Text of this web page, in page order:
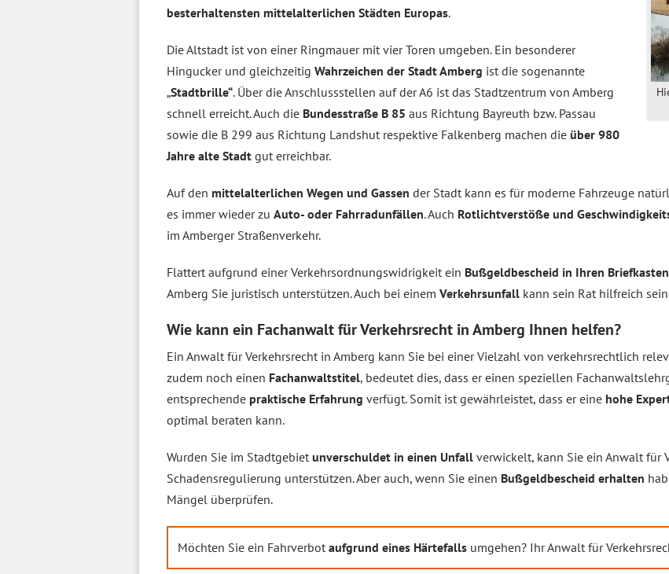
besterhaltensten mittelalterlichen Städten Europas.
Die Altstadt ist von einer Ringmauer mit vier Toren umgeben. Ein besonderer
Hingucker und gleichzeitig Wahrzeichen der Stadt Amberg ist die sogenannte
„Stadtbrille“. Über die Anschlussstellen auf der A6 ist das Stadtzentrum von Amberg
schnell erreicht. Auch die Bundesstraße B 85 aus Richtung Bayreuth bzw. Passau
sowie die B 299 aus Richtung Landshut respektive Falkenberg machen die über 980
Jahre alte Stadt gut erreichbar.
Auf den mittelalterlichen Wegen und Gassen der Stadt kann es für moderne Fahrzeuge
es immer wieder zu Auto- oder Fahrradunfällen. Auch Rotlichtverstöße und
im Amberger Straßenverkehr.
Flattert aufgrund einer Verkehrsordnungswidrigkeit ein Bußgeldbescheid in Ihren Briefkasten
Amberg Sie juristisch unterstützen. Auch bei einem Verkehrsunfall kann sein Rat hilfreich
Wie kann ein Fachanwalt für Verkehrsrecht in Amberg Ihnen helfen?
Ein Anwalt für Verkehrsrecht in Amberg kann Sie bei einer Vielzahl von verkehrsrechtlich
zudem noch einen Fachanwaltstitel, bedeutet dies, dass er einen speziellen
entsprechende praktische Erfahrung verfügt. Somit ist gewährleistet, dass er eine hohe
optimal beraten kann.
Wurden Sie im Stadtgebiet unverschuldet in einen Unfall verwickelt, kann Sie ein Anwalt für
Schadensregulierung unterstützen. Aber auch, wenn Sie einen Bußgeldbescheid erhalten
Mängel überprüfen.
Möchten Sie ein Fahrverbot aufgrund eines Härtefalls umgehen? Ihr Anwalt für